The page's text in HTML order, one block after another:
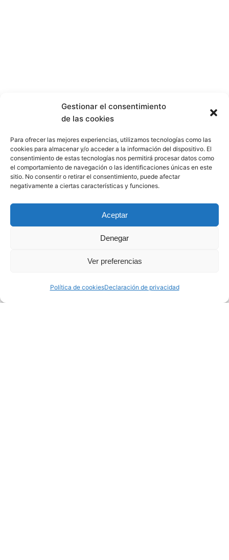
Gestionar el consentimiento
de las cookies
Para ofrecer las mejores experiencias, utilizamos tecnologías como las
cookies para almacenar y/o acceder a la información del dispositivo. El
consentimiento de estas tecnologías nos permitirá procesar datos como
el comportamiento de navegación o las identificaciones únicas en este
sitio. No consentir o retirar el consentimiento, puede afectar
negativamente a ciertas características y funciones.
Aceptar
Denegar
Ver preferencias
Política de cookiesDeclaración de privacidad
El Sea of Innovation Cantabria Cluster se crea con la
finalidad de integrar a todos los actores que operan en
el sector de las energías marinas en Cantabria, para así
dentro del mercado nacional e internacional.